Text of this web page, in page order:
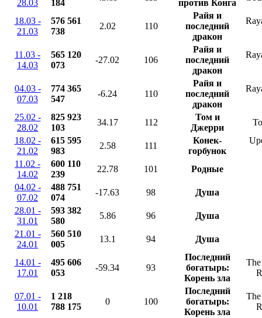
28.03
184
против Конга
18.03 -
21.03
576 561
738
2.02 110
Райя и
последний
дракон
11.03 -
14.03
565 120
073
-27.02 106
Райя и
последний
дракон
04.03 -
07.03
774 365
547
-6.24 110
Райя и
последний
дракон
25.02 -
28.02
825 923
103
34.17 112
Том и
Джерри
18.02 -
21.02
615 595
983
2.58 111
Конек-
горбунок
11.02 -
14.02
600 110
239
22.78 101
Родные
04.02 -
07.02
488 751
074
-17.63 98
Душа
28.01 -
31.01
593 382
580
5.86 96
Душа
21.01 -
24.01
560 510
005
13.1 94 Душа
14.01 -
17.01
495 606
053
-59.34 93
Последний
богатырь:
Корень зла
07.01 -
10.01
1 218
788 175
0 100
Последний
богатырь:
Корень зла